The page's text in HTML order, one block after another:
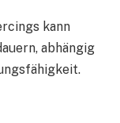
kann
abhängig